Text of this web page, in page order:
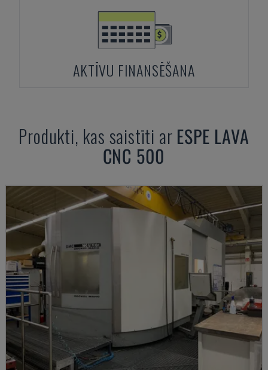
AKTĪVU FINANSĒŠANA
Produkti, kas saistīti ar ESPE LAVA
CNC 500